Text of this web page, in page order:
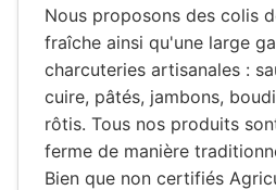
Nous proposons des colis
fraîche ainsi qu'une large
charcuteries artisanales :
cuire, pâtés, jambons,
rôtis. Tous nos produits
ferme de manière
Bien que non certifiés